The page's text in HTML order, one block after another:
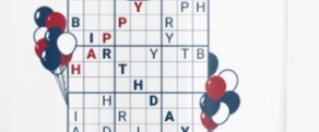
Venda en todas partes
Venda lo que sea